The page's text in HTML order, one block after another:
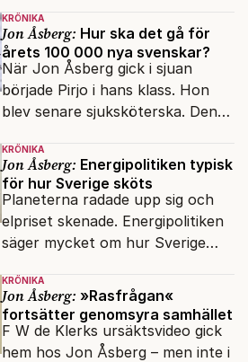
minoriteter och
värderingskonflikter, säger Lars
Åberg, ny krönikör på Fokus.
KRÖNIKA
Jon Åsberg: Hur ska det gå för
årets 100 000 nya svenskar?
När Jon Åsberg gick i sjuan
började Pirjo i hans klass. Hon
blev senare sjuksköterska. Den
för många av dagens nya
svenskar.
KRÖNIKA
Jon Åsberg: Energipolitiken typisk
för hur Sverige sköts
Planeterna radade upp sig och
elpriset skenade. Energipolitiken
säger mycket om hur Sverige
KRÖNIKA
Jon Åsberg: »Rasfrågan«
fortsätter genomsyra samhället
F W de Klerks ursäktsvideo gick
hem hos Jon Åsberg – men inte i